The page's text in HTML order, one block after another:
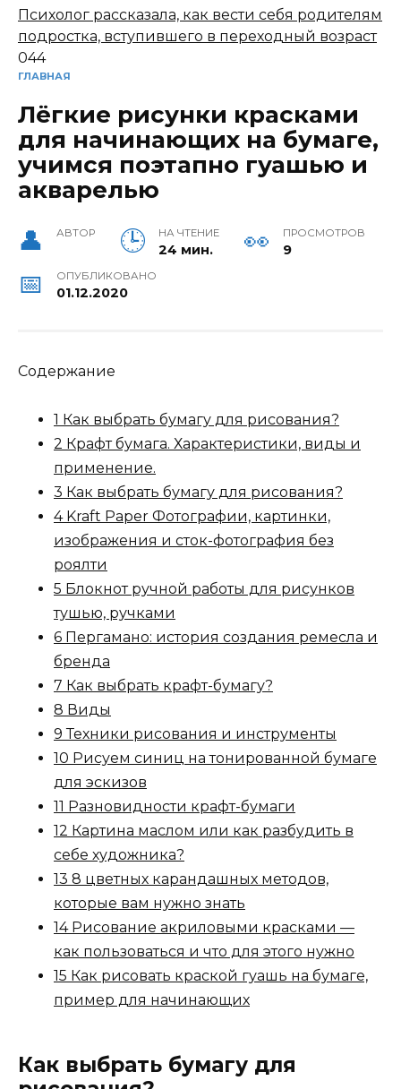
ГЛАВНАЯ
Лёгкие рисунки красками
для начинающих на бумаге,
учимся поэтапно гуашью и
акварелью
АВТОР НА ЧТЕНИЕ
24 мин.
ПРОСМОТРОВ
9
ОПУБЛИКОВАНО
01.12.2020
Содержание
1 Как выбрать бумагу для рисования?
2 Крафт бумага. Характеристики, виды и
применение.
3 Как выбрать бумагу для рисования?
4 Kraft Paper Фотографии, картинки,
изображения и сток-фотография без
роялти
5 Блокнот ручной работы для рисунков
тушью, ручками
6 Пергамано: история создания ремесла и
бренда
7 Как выбрать крафт-бумагу?
8 Виды
9 Техники рисования и инструменты
10 Рисуем синиц на тонированной бумаге
для эскизов
11 Разновидности крафт-бумаги
12 Картина маслом или как разбудить в
себе художника?
13 8 цветных карандашных методов,
которые вам нужно знать
14 Рисование акриловыми красками —
как пользоваться и что для этого нужно
15 Как рисовать краской гуашь на бумаге,
пример для начинающих
Как выбрать бумагу для
Психолог рассказала, как вести себя родителям
подростка, вступившего в переходный возраст
044